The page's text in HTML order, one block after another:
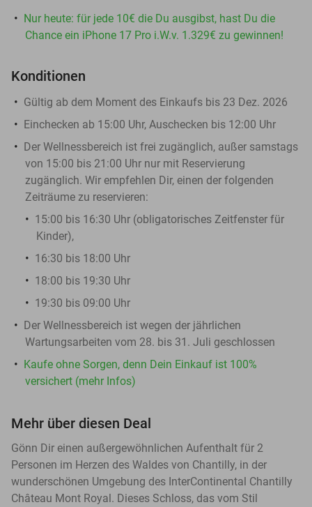
Nur heute: für jede 10€ die Du ausgibst, hast Du die
Chance ein iPhone 17 Pro i.W.v. 1.329€ zu gewinnen!
Konditionen
Gültig ab dem Moment des Einkaufs bis 23 Dez. 2026
Einchecken ab 15:00 Uhr, Auschecken bis 12:00 Uhr
Der Wellnessbereich ist frei zugänglich, außer samstags
von 15:00 bis 21:00 Uhr nur mit Reservierung
zugänglich. Wir empfehlen Dir, einen der folgenden
Zeiträume zu reservieren:
15:00 bis 16:30 Uhr (obligatorisches Zeitfenster für
Kinder),
16:30 bis 18:00 Uhr
18:00 bis 19:30 Uhr
19:30 bis 09:00 Uhr
Der Wellnessbereich ist wegen der jährlichen
Wartungsarbeiten vom 28. bis 31. Juli geschlossen
Kaufe ohne Sorgen, denn Dein Einkauf ist 100%
versichert (mehr Infos)
Mehr über diesen Deal
Gönn Dir einen außergewöhnlichen Aufenthalt für 2
Personen im Herzen des Waldes von Chantilly, in der
wunderschönen Umgebung des InterContinental Chantilly
Château Mont Royal. Dieses Schloss, das vom Stil